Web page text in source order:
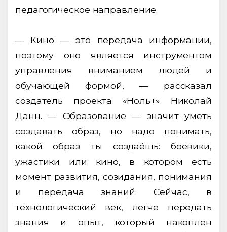
педагогическое направление.
— Кино — это передача информации,
поэтому оно является инструментом
управления вниманием людей и
обучающей формой, — рассказал
создатель проекта «Ноль+» Николай
Данн. — Образование — значит уметь
создавать образ, но надо понимать,
какой образ ты создаёшь: боевики,
ужастики или кино, в котором есть
момент развития, созидания, понимания
и передача знаний. Сейчас, в
технологический век, легче передать
знания и опыт, который накоплен